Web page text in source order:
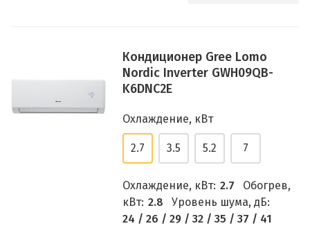
Кондиционер Gree Lomo
Nordic Inverter GWH09QB-
K6DNC2E
Охлаждение, кВт
2.7 3.5 5.2 7
Охлаждение, кВт: 2.7
Обогрев,
кВт: 2.8
Уровень шума, дБ:
24 / 26 / 29 / 32 / 35 / 37 / 41